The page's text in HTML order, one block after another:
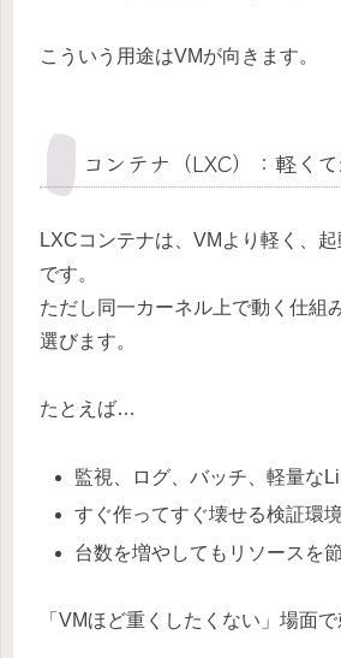
こういう用途はVMが向きます。
コンテナ（LXC）：軽く
LXCコンテナは、VMより軽く、
です。
ただし同一カーネル上で動く仕組
選びます。
たとえば…
監視、ログ、バッチ、軽量な
すぐ作ってすぐ壊せる検証環
台数を増やしてもリソースを
「VMほど重くしたくない」場面で